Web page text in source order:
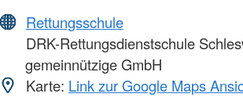
Rettungsschule
DRK-Rettungsdienstschule
gemeinnützige GmbH
Karte: Link zur Google Maps